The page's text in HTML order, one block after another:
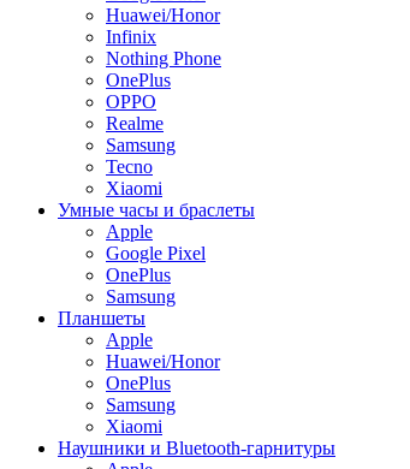
Huawei/Honor
Infinix
Nothing Phone
OnePlus
OPPO
Realme
Samsung
Tecno
Xiaomi
Умные часы и браслеты
Apple
Google Pixel
OnePlus
Samsung
Планшеты
Apple
Huawei/Honor
OnePlus
Samsung
Xiaomi
Наушники и Bluetooth-гарнитуры